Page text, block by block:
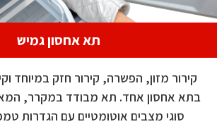
תא אחסון גמיש
קירור מזון, הפשרה, קירור חזק במיוחד
סוגי מצבים אוטומטיים עם הגדרות